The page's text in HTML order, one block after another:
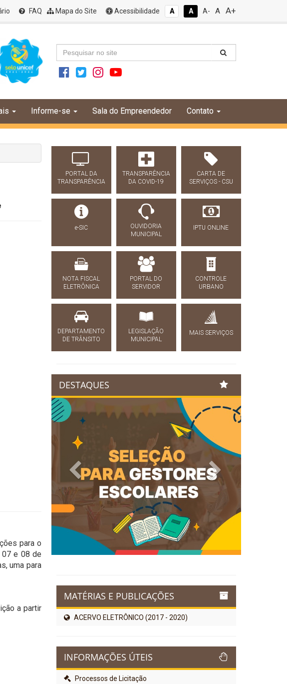
FAQ Mapa do Site Acessibilidade A A A- A A+
Informe-se Sala do Empreendedor Contato
para o
07 e 08 de
uma para
a partir
PORTAL DA
TRANSPARÊNCIA
TRANSPARÊNCIA
DA COVID-19
CARTA DE
SERVIÇOS - CSU
e-SIC
OUVIDORIA
MUNICIPAL
IPTU ONLINE
NOTA FISCAL
ELETRÔNICA
PORTAL DO
SERVIDOR
CONTROLE
URBANO
DEPARTAMENTO
DE TRÂNSITO
LEGISLAÇÃO
MUNICIPAL
MAIS SERVIÇOS
DESTAQUES
Previous Next
MATÉRIAS E PUBLICAÇÕES
ACERVO ELETRÔNICO (2017 - 2020)
INFORMAÇÕES ÚTEIS
Processos de Licitação